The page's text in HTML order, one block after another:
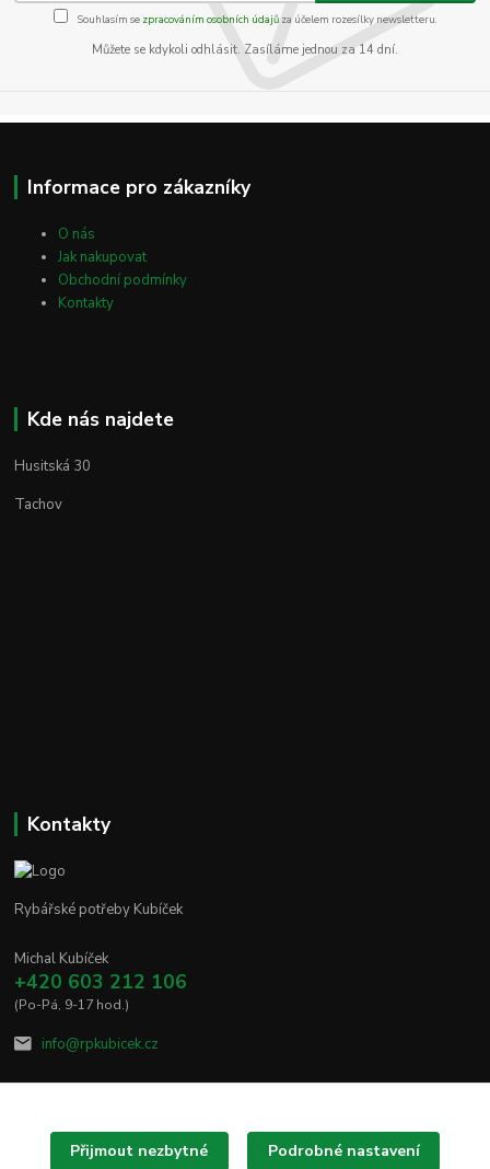
Souhlasím se zpracováním osobních údajůza účelem rozesílky newsletteru.
Můžete se kdykoli odhlásit. Zasíláme jednou za 14 dní.
Informace pro zákazníky
O nás
Jak nakupovat
Obchodní podmínky
Kontakty
Kde nás najdete
Husitská 30
Tachov
Kontakty
Rybářské potřeby Kubíček
Michal Kubíček
+420 603 212 106
(Po-Pá, 9-17 hod.)
info@rpkubicek.cz
Přijmout nezbytné Podrobné nastavení